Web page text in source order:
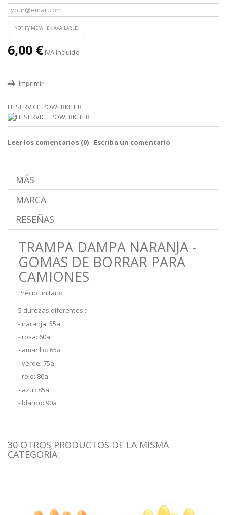
NOTIFY ME WHEN AVAILABLE
6,00 € IVA incluído
Imprimir
LE SERVICE POWERKITER
Leer los comentarios (0) Escriba un comentario
MÁS
MARCA
RESEÑAS
TRAMPA DAMPA NARANJA -
GOMAS DE BORRAR PARA
CAMIONES
Precio unitario
5 durezas diferentes :
- naranja: 55a
- rosa: 60a
- amarillo: 65a
- verde: 75a
- rojo: 80a
- azul: 85a
- blanco: 90a
30 OTROS PRODUCTOS DE LA MISMA
CATEGORÍA: